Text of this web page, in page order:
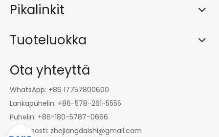
Pikalinkit
Tuoteluokka
Ota yhteyttä
WhatsApp: +86 17757800600
Lankapuhelin: +86-578-261-5555
Puhelin: +86-180-5787-0666
Sähköposti: zhejiangdaishi@gmail.com